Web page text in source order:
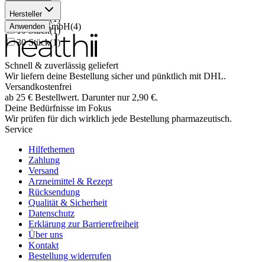
40 Stück (1
20 Stück(1)
10 Stück(1)
30 Stück(1)
Hersteller
Unilab GmbH(4)
Anwenden
Schnell & zuverlässig geliefert
Wir liefern deine Bestellung sicher und pünktlich mit DHL.
Versandkostenfrei
ab 25 € Bestellwert. Darunter nur 2,90 €.
Deine Bedürfnisse im Fokus
Wir prüfen für dich wirklich jede Bestellung pharmazeutisch.
Service
Hilfethemen
Zahlung
Versand
Arzneimittel & Rezept
Rücksendung
Qualität & Sicherheit
Datenschutz
Erklärung zur Barrierefreiheit
Über uns
Kontakt
Bestellung widerrufen